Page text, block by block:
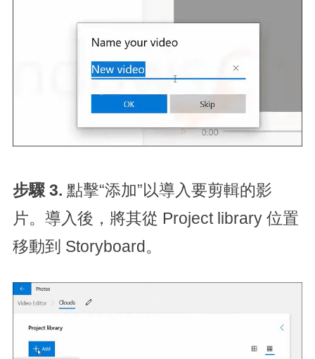
步驟 3. 點擊“添加”以導入要剪輯的影
片。導入後，將其從 Project library 位置
移動到 Storyboard。